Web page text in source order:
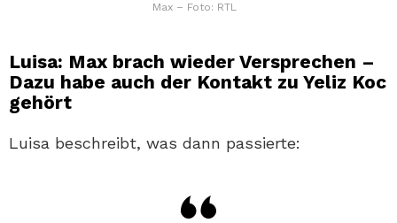
Max – Foto: RTL
Luisa: Max brach wieder Versprechen –
Dazu habe auch der Kontakt zu Yeliz Koc
gehört
Luisa beschreibt, was dann passierte: